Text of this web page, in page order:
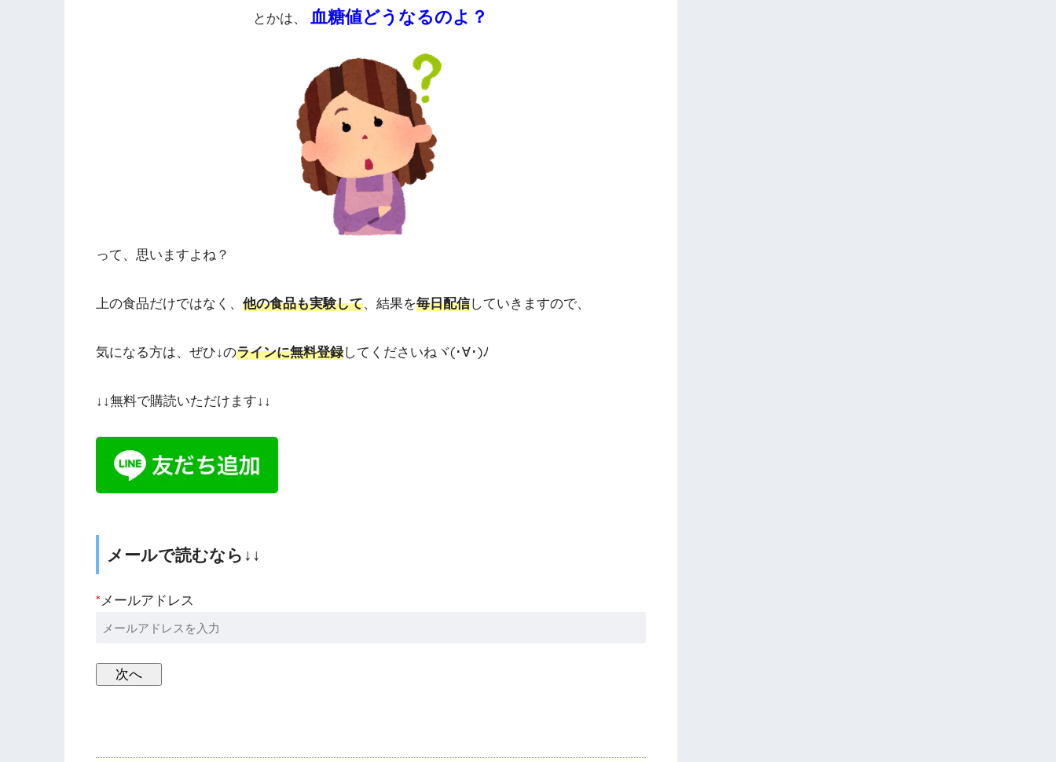
とかは、 血糖値どうなるのよ？
って、思いますよね？
上の食品だけではなく、 他の食品も実験して、結果を毎日配信していきますので、
気になる方は、ぜひ↓のラインに無料登録してくださいねヾ(･∀･)ﾉ
↓↓無料で購読いただけます↓↓
メールで読むなら↓↓
*メールアドレス